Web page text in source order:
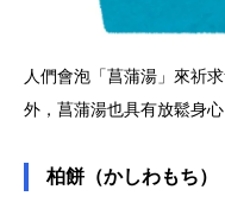
人們會泡「菖蒲湯」來祈
外，菖蒲湯也具有放鬆身
柏餅（かしわもち）